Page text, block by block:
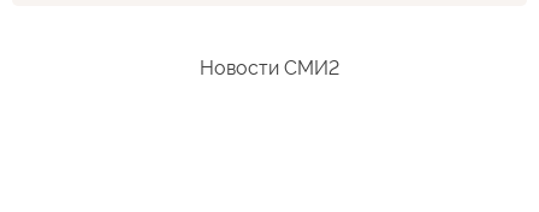
Новости СМИ2